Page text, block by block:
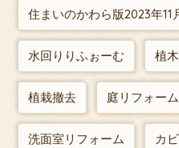
住まいのかわら版2023年11
水回りりふぉーむ 植木
植栽撤去 庭リフォーム
洗面室リフォーム カ